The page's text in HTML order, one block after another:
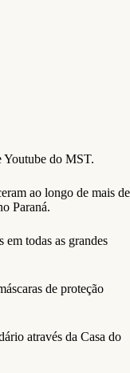
Youtube do MST.
ao longo de mais de
Paraná.
todas as grandes
de proteção
através da Casa do